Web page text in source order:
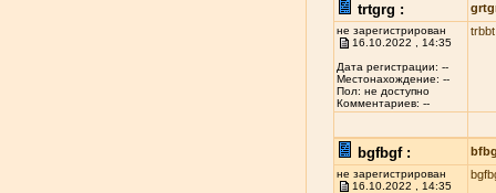
trtgrg :
не зарегистрирован
16.10.2022 , 14:35
Дата регистрации: --
Местонахождение: --
Пол: не доступно
Комментариев: --
trbbt
bgfbgf :
не зарегистрирован
16.10.2022 , 14:35